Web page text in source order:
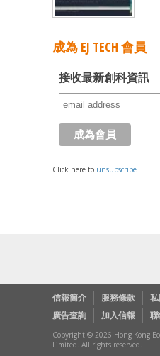
成為 EJ TECH 會員
接收最新創科資訊
Click here to unsubscribe
信報簡介 服務條款
廣告查詢
加入信報
Copyright © 2026 Hong Kong
Limited. All rights reserved.